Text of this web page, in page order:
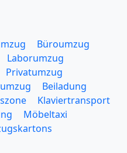
Büroumzug
Laborumzug
Privatumzug
Beiladung
Klaviertransport
Möbeltaxi